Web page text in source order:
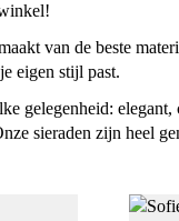
van de beste
eigen stijl past.
gelegenheid:
sieraden zijn heel